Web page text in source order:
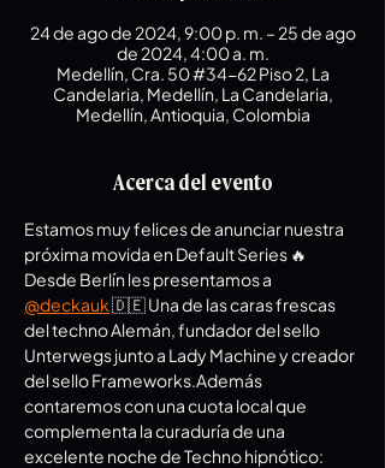
24 de ago de 2024, 9:00 p. m. – 25 de ago
de 2024, 4:00 a. m.
Medellín, Cra. 50 #34-62 Piso 2, La
Candelaria, Medellín, La Candelaria,
Medellín, Antioquia, Colombia
Acerca del evento
Estamos muy felices de anunciar nuestra
próxima movida en Default Series 🔥
Desde Berlín les presentamos a
@deckauk 🇩🇪 Una de las caras frescas
del techno Alemán, fundador del sello
Unterwegs junto a Lady Machine y creador
del sello Frameworks.Además
contaremos con una cuota local que
complementa la curaduría de una
excelente noche de Techno hipnótico: